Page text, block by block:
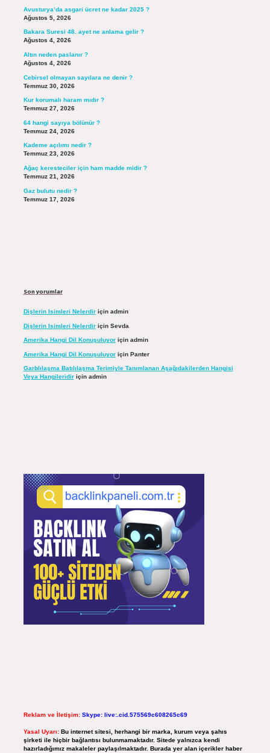
Avusturya’da asgari ücret ne kadar 2025 ?
Ağustos 5, 2026
Bakara Suresi 48. ayet ne anlama gelir ?
Ağustos 4, 2026
Altın neden paslanır ?
Ağustos 4, 2026
Cebirsel olmayan sayılara ne denir ?
Temmuz 30, 2026
Kur korumalı haram mıdır ?
Temmuz 27, 2026
64 hangi sayıya bölünür ?
Temmuz 24, 2026
Kademe açılımı nedir ?
Temmuz 23, 2026
Ağaç keresteciler için ham madde midir ?
Temmuz 21, 2026
Gaz bulutu nedir ?
Temmuz 17, 2026
Son yorumlar
Dişlerin Isimleri Nelerdiriçin admin
Dişlerin Isimleri Nelerdiriçin Sevda
Amerika Hangi Dil Konuşuluyoriçin admin
Amerika Hangi Dil Konuşuluyoriçin Panter
Garblılaşma Batılılaşma Terimiyle Tanımlanan Aşağıdakilerden Hangisi
Veya Hangileridiriçin admin
Reklam ve İletişim: Skype: live:.cid.575569c608265c69
Yasal Uyarı: Bu internet sitesi, herhangi bir marka, kurum veya şahıs
şirketi ile hiçbir bağlantısı bulunmamaktadır. Sitede yalnızca kendi
hazırladığımız makaleler paylaşılmaktadır. Burada yer alan içerikler haber